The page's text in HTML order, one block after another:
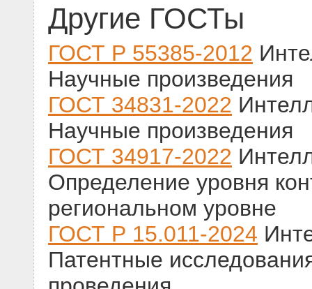
Другие ГОСТы
ГОСТ Р 55385-2012
Научные произведения
ГОСТ 34831-2022
Научные произведения
ГОСТ 34917-2022
Определение уровня
региональном уровне
ГОСТ Р 15.011-2024
Патентные